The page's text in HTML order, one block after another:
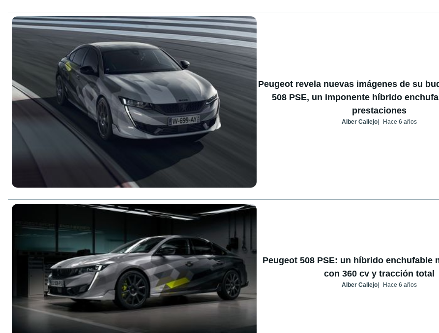
Peugeot revela nuevas imágenes de su
508 PSE, un imponente híbrido
prestaciones
Alber Callejo Hace 6 años
Peugeot 508 PSE: un híbrido enchufable
con 360 cv y tracción total
Alber Callejo Hace 6 años